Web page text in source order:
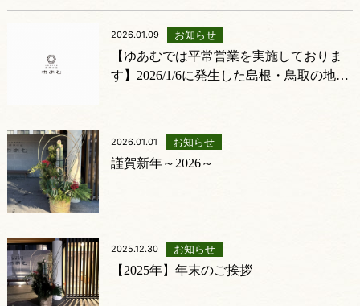
＜兵庫県/新温泉町＞
2026.01.09 お知らせ
【ゆあむでは平常営業を実施しておりま
す】2026/1/6に発生した島根・鳥取の地震
2026.01.01 お知らせ
謹賀新年～2026～
2025.12.30 お知らせ
【2025年】年末のご挨拶